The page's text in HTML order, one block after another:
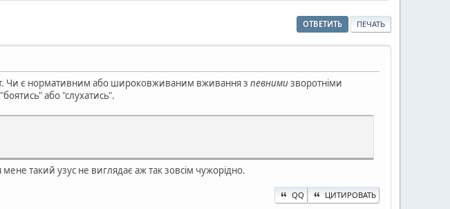
ОТВЕТИТЬ ПЕЧАТЬ
Чи є нормативним або широковживаним вживання з певнимизворотніми
або "слухатись".
такий узус не виглядає аж так зовсім чужорідно.
QQ ЦИТИРОВАТЬ